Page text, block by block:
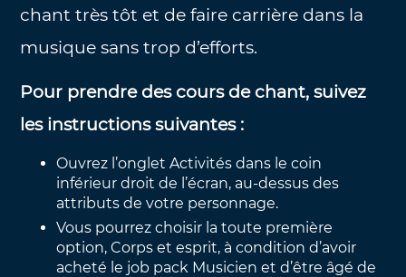
chant très tôt et de faire carrière dans la
musique sans trop d’efforts.
Pour prendre des cours de chant, suivez
les instructions suivantes :
Ouvrez l’onglet Activités dans le coin
inférieur droit de l’écran, au-dessus des
attributs de votre personnage.
Vous pourrez choisir la toute première
option, Corps et esprit, à condition d’avoir
acheté le job pack Musicien et d’être âgé de